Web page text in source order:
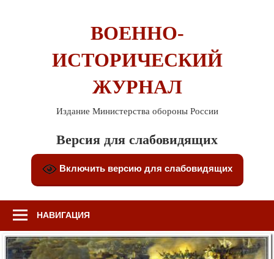
ВОЕННО-
ИСТОРИЧЕСКИЙ
ЖУРНАЛ
Издание Министерства обороны России
Версия для слабовидящих
Включить версию для слабовидящих
НАВИГАЦИЯ